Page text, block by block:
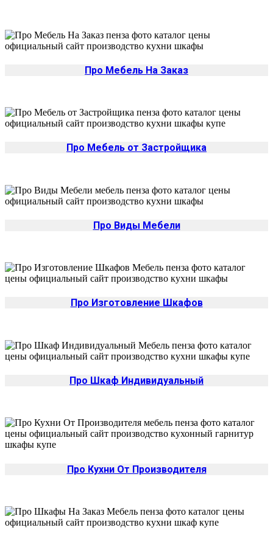
Про Мебель На Заказ
Про Мебель от Застройщика
Про Виды Мебели
Про Изготовление Шкафов
Про Шкаф Индивидуальный
Про Кухни От Производителя